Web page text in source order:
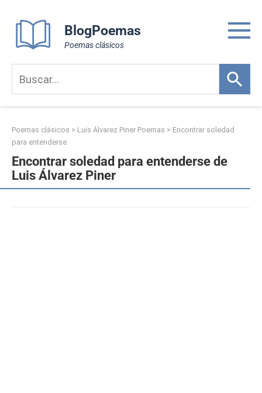
content
BlogPoemas
Poemas clásicos
Poemas clásicos > Luis Álvarez Piner Poemas > Encontrar soledad
para entenderse
Encontrar soledad para entenderse de
Luis Álvarez Piner